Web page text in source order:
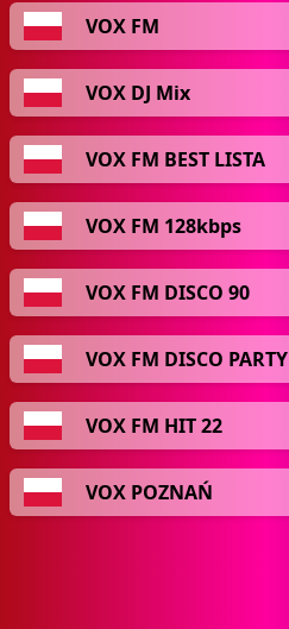
VOX FM
VOX DJ Mix
VOX FM BEST LISTA
VOX FM 128kbps
VOX FM DISCO 90
VOX FM DISCO PARTY
VOX FM HIT 22
VOX POZNAŃ